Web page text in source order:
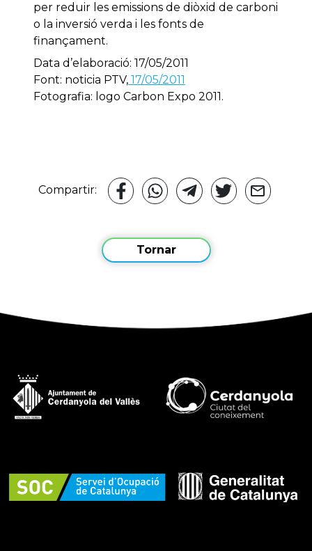
per reduir les emissions de diòxid de carboni
o la inversió verda i les fonts de
finançament.
Data d’elaboració: 17/05/2011
Font: noticia PTV, 17/05/2011
Fotografia: logo Carbon Expo 2011.
Compartir:
Tornar